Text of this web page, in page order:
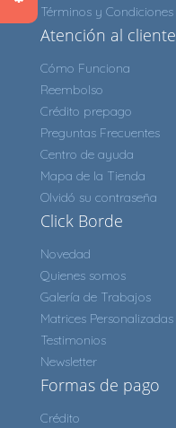
Términos y Condiciones
Atención al cliente
Cómo Funciona
Reembolso
Crédito prepago
Preguntas Frecuentes
Centro de ayuda
Mapa de la Tienda
Olvidó su contraseña
Click Borde
Novedad
Quienes somos
Galería de Trabajos
Matrices Personalizadas
Testimonios
Newsletter
Formas de pago
Crédito